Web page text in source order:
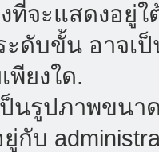
จะแสดงอยู่ใ
ดับขั้น อาจเ
พียงใด.
นรูปภาพขนา
กับ